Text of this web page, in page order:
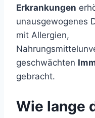
Erkrankungen
unausgewogenes
mit Allergien,
geschwächten
gebracht.
Wie lange